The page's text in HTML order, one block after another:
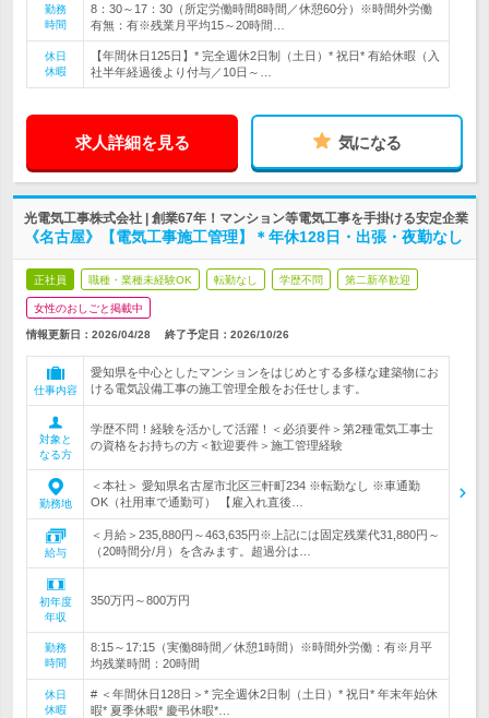
勤務
時間
8：30～17：30（所定労働時間8時間／休憩60分）※時間外労働
有無：有※残業月平均15～20時間…
休日
休暇
【年間休日125日】* 完全週休2日制（土日）* 祝日* 有給休暇（入
社半年経過後より付与／10日～…
求人詳細を見る 気になる
光電気工事株式会社 | 創業67年！マンション等電気工事を手掛ける安定企業
《名古屋》【電気工事施工管理】＊年休128日・出張・夜勤なし
正社員 職種・業種未経験OK 転勤なし 学歴不問 第二新卒歓迎
女性のおしごと掲載中
情報更新日：2026/04/28 終了予定日： 2026/10/26
仕事内容
愛知県を中心としたマンションをはじめとする多様な建築物にお
ける電気設備工事の施工管理全般をお任せします。
対象と
なる方
学歴不問！経験を活かして活躍！＜必須要件＞第2種電気工事士
の資格をお持ちの方＜歓迎要件＞施工管理経験
勤務地
＜本社＞ 愛知県名古屋市北区三軒町234 ※転勤なし ※車通勤
OK（社用車で通勤可） 【雇入れ直後…
給与
＜月給＞235,880円～463,635円※上記には固定残業代31,880円～
（20時間分/月）を含みます。超過分は…
初年度
年収
350万円～800万円
勤務
時間
8:15～17:15（実働8時間／休憩1時間）※時間外労働：有※月平
均残業時間：20時間
休日
休暇
# ＜年間休日128日＞* 完全週休2日制（土日）* 祝日* 年末年始休
暇* 夏季休暇* 慶弔休暇*…